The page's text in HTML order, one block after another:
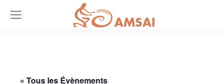
« Tous les Évènements